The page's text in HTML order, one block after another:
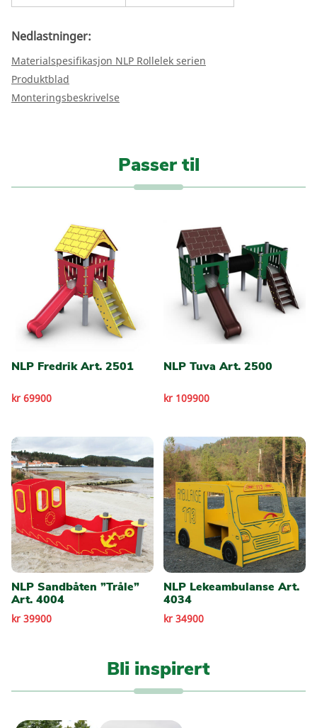
Nedlastninger:
Materialspesifikasjon NLP Rollelek serien
Produktblad
Monteringsbeskrivelse
Passer til
NLP Fredrik Art. 2501
kr 69900
NLP Tuva Art. 2500
kr 109900
NLP Sandbåten ”Tråle”
Art. 4004
kr 39900
NLP Lekeambulanse Art.
4034
kr 34900
Bli inspirert